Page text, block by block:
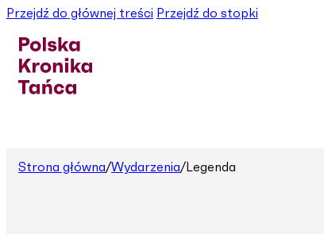
Przejdź do głównej treści Przejdź do stopki
Strona główna/Wydarzenia/Legenda